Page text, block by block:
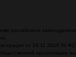
российского
от 19.11.2018 №
организации